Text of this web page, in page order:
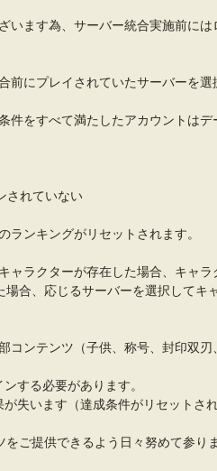
ます為、サーバー統合実施前には
にプレイされていたサーバーを選
をすべて満たしたアカウントはデ
されていない
ンキングがリセットされます。
ラクターが存在した場合、キャラ
合、応じるサーバーを選択してキ
ンテンツ（子供、称号、封印双刃
する必要があります。
失います（達成条件がリセットさ
ご提供できるよう日々努めて参りま